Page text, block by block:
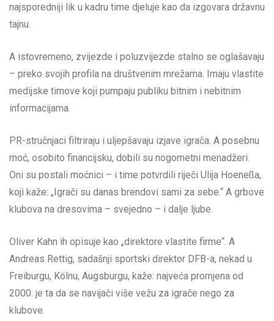
najsporedniji lik u kadru time djeluje kao da izgovara državnu
tajnu.
A istovremeno, zvijezde i poluzvijezde stalno se oglašavaju
– preko svojih profila na društvenim mrežama. Imaju vlastite
medijske timove koji pumpaju publiku bitnim i nebitnim
informacijama.
PR-stručnjaci filtriraju i uljepšavaju izjave igrača. A posebnu
moć, osobito financijsku, dobili su nogometni menadžeri.
Oni su postali moćnici – i time potvrdili riječi Ulija Hoeneßa,
koji kaže: „Igrači su danas brendovi sami za sebe.“ A grbove
klubova na dresovima – svejedno – i dalje ljube.
Oliver Kahn ih opisuje kao „direktore vlastite firme“. A
Andreas Rettig, sadašnji sportski direktor DFB-a, nekad u
Freiburgu, Kölnu, Augsburgu, kaže: najveća promjena od
2000. je ta da se navijači više vežu za igrače nego za
klubove.